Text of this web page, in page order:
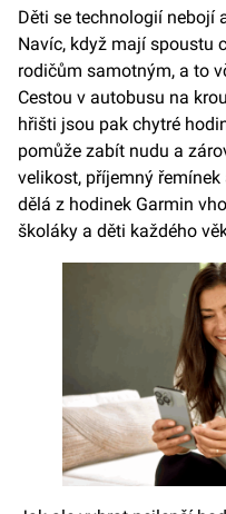
Děti se technologií nebojí
Navíc, když mají spoustu
rodičům samotným, a to
Cestou v autobusu na
hřišti jsou pak chytré
pomůže zabít nudu a
velikost, příjemný
dělá z hodinek Garmin
školáky a děti každého